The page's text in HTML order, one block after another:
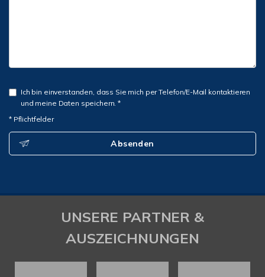
Ich bin einverstanden, dass Sie mich per Telefon/E-Mail kontaktieren
und meine Daten speichern. *
* Pflichtfelder
Absenden
UNSERE PARTNER &
AUSZEICHNUNGEN